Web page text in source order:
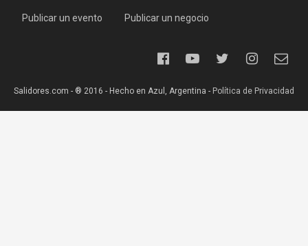
Publicar un evento Publicar un negocio
Salidores.com - ® 2016 - Hecho en Azul, Argentina - Política de Privacidad